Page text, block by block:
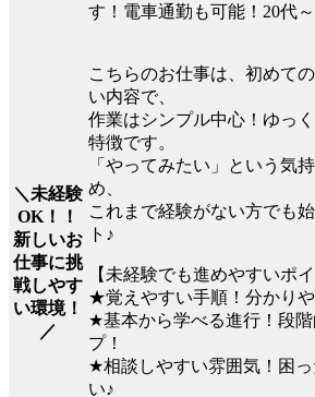
す！電車通勤も可能！20代
＼未経験
OK！！
新しいお
仕事に挑
戦しやす
い環境！
／
こちらのお仕事は、初めて
い内容で、
作業はシンプル中心！ゆっ
特徴です。
「やってみたい」という気
め、
これまで経験がない方でも
ト♪
【未経験でも進めやすいポ
★覚えやすい手順！分かりや
★基本から学べる進行！段
プ！
★相談しやすい雰囲気！困
い♪